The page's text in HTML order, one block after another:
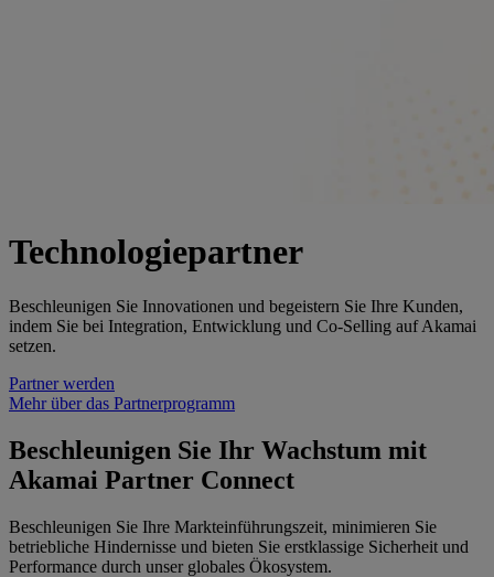
Technologiepartner
Beschleunigen Sie Innovationen und begeistern Sie Ihre Kunden,
indem Sie bei Integration, Entwicklung und Co-Selling auf Akamai
setzen.
Partner werden
Mehr über das Partnerprogramm
Beschleunigen Sie Ihr Wachstum mit
Akamai Partner Connect
Beschleunigen Sie Ihre Markteinführungszeit, minimieren Sie
betriebliche Hindernisse und bieten Sie erstklassige Sicherheit und
Performance durch unser globales Ökosystem.